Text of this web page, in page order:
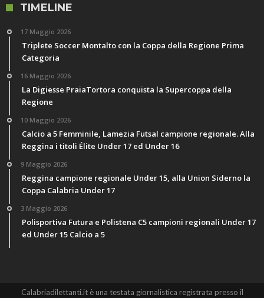
TIMELINE
17 Maggio 2026
Triplete Soccer Montalto con la Coppa della Regione Prima
Categoria
16 Maggio 2026
La Digiesse PraiaTortora conquista la Supercoppa della
Regione
10 Maggio 2026
Calcio a 5 Femminile, Lamezia Futsal campione regionale. Alla
Reggina i titoli Élite Under 17 ed Under 16
9 Maggio 2026
Reggina campione regionale Under 15, alla Union Siderno la
Coppa Calabria Under 17
3 Maggio 2026
Polisportiva Futura e Polistena C5 campioni regionali Under 17
ed Under 15 Calcio a 5
Calabriadilettanti.it è una testata giornalistica registrata presso il